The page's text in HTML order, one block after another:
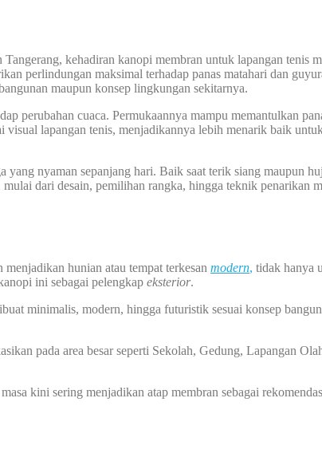
kehadiran kanopi membran untuk lapangan tenis
perlindungan maksimal terhadap panas matahari dan
maupun konsep lingkungan sekitarnya.
perubahan cuaca. Permukaannya mampu memantulkan
lapangan tenis, menjadikannya lebih menarik baik
nyaman sepanjang hari. Baik saat terik siang maupun
dari desain, pemilihan rangka, hingga teknik penarikan
hunian atau tempat terkesan modern, tidak hanya
ini sebagai pelengkap eksterior.
minimalis, modern, hingga futuristik sesuai konsep
pada area besar seperti Sekolah, Gedung, Lapangan
kini sering menjadikan atap membran sebagai